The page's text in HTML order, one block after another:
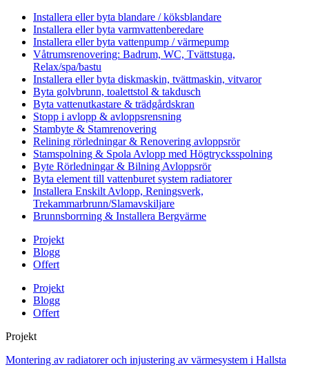
Installera eller byta blandare / köksblandare
Installera eller byta varmvattenberedare
Installera eller byta vattenpump / värmepump
Våtrumsrenovering: Badrum, WC, Tvättstuga,
Relax/spa/bastu
Installera eller byta diskmaskin, tvättmaskin, vitvaror
Byta golvbrunn, toalettstol & takdusch
Byta vattenutkastare & trädgårdskran
Stopp i avlopp & avloppsrensning
Stambyte & Stamrenovering
Relining rörledningar & Renovering avloppsrör
Stamspolning & Spola Avlopp med Högtrycksspolning
Byte Rörledningar & Bilning Avloppsrör
Byta element till vattenburet system radiatorer
Installera Enskilt Avlopp, Reningsverk,
Trekammarbrunn/Slamavskiljare
Brunnsborrning & Installera Bergvärme
Projekt
Blogg
Offert
Projekt
Blogg
Offert
Projekt
Montering av radiatorer och injustering av värmesystem i Hallsta